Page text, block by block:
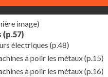
image)
(p.57)
électriques (p.48)
à polir les métaux(p.15)
à polir les métaux(p.16)